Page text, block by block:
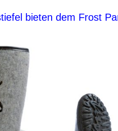
bieten dem Frost